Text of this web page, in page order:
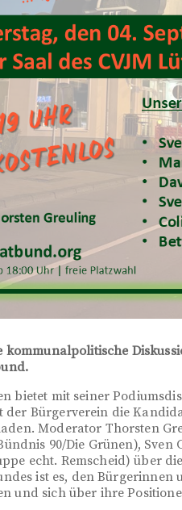
bietet mit seiner
der Bürgerverein die
Moderator Thorsten
90/Die Grünen), Sven
echt. Remscheid) über
ist es, den Bürgerinnen
und sich über ihre